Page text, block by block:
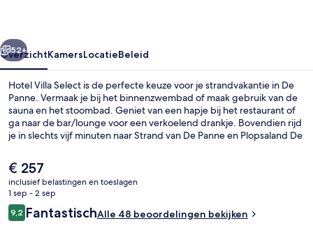
Volgende
52+
OverzichtKamersLocatieBeleid
Hotel Villa Select is de perfecte keuze voor je strandvakantie in De
Panne. Vermaak je bij het binnenzwembad of maak gebruik van de
sauna en het stoombad. Geniet van een hapje bij het restaurant of
ga naar de bar/lounge voor een verkoelend drankje. Bovendien rijd
je in slechts vijf minuten naar Strand van De Panne en Plopsaland De
De
huidige
prijs
is
€ 257
€ 257
inclusief belastingen en toeslagen
1 sep - 2 sep
Beoordelingen
9,29,2 op 10 –
FantastischAlle 48 beoordelingen bekijken